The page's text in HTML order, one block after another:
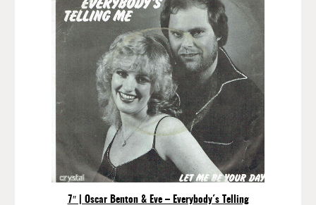
7″ | Oscar Benton & Eve – Everybody´s Telling